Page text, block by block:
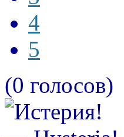
4
5
(0 голосов)